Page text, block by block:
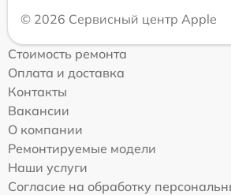
© 2026 Сервисный центр Apple
Стоимость ремонта
Оплата и доставка
Контакты
Вакансии
О компании
Ремонтируемые модели
Наши услуги
Согласие на обработку